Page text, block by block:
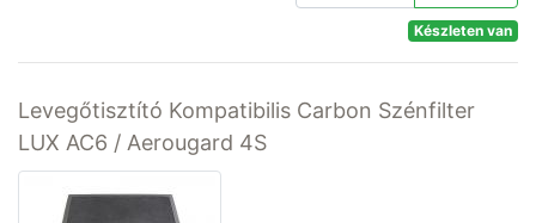
Készleten van
Levegőtisztító Kompatibilis Carbon Szénfilter
LUX AC6 / Aerougard 4S